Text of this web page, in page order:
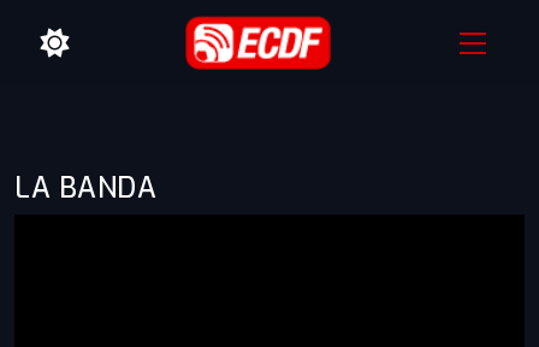
LA BANDA